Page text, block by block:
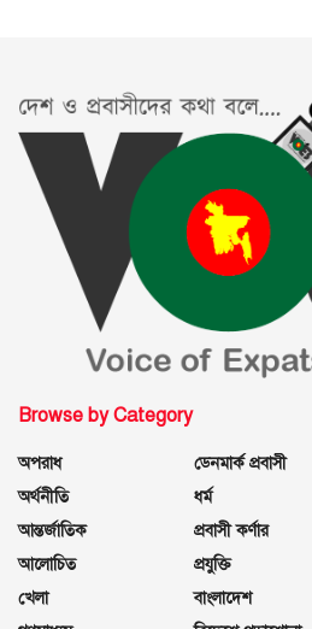
Browse by Category
অপরাধ
অর্থনীতি
আন্তর্জাতিক
আলোচিত
খেলা
ডেনমার্ক প্রবাসী
ধর্ম
প্রবাসী কর্ণার
প্রযুক্তি
বাংলাদেশ